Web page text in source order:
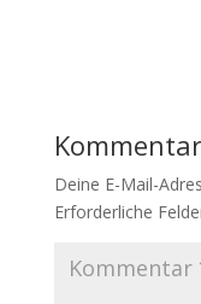
Deine E-Mail-
Erforderliche